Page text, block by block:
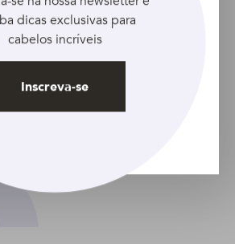
dicas exclusivas para
cabelos incríveis
Inscreva-se